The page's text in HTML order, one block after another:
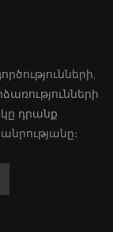
դրանք